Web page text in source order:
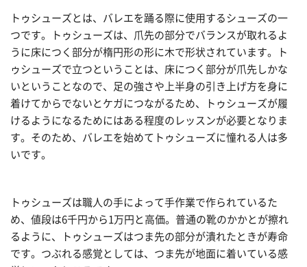
トゥシューズとは、バレエを踊る際に使用するシューズの一
つです。トゥシューズは、爪先の部分でバランスが取れるよ
うに床につく部分が楕円形の形に木で形状されています。ト
ゥシューズで立つということは、床につく部分が爪先しかな
いということなので、足の強さや上半身の引き上げ方を身に
着けてからでないとケガにつながるため、トゥシューズが履
けるようになるためにはある程度のレッスンが必要となりま
す。そのため、バレエを始めてトゥシューズに憧れる人は多
いです。
トゥシューズは職人の手によって手作業で作られているた
め、値段は6千円から1万円と高価。普通の靴のかかとが擦れ
るように、トゥシューズはつま先の部分が潰れたときが寿命
です。つぶれる感覚としては、つま先が地面に着いている感